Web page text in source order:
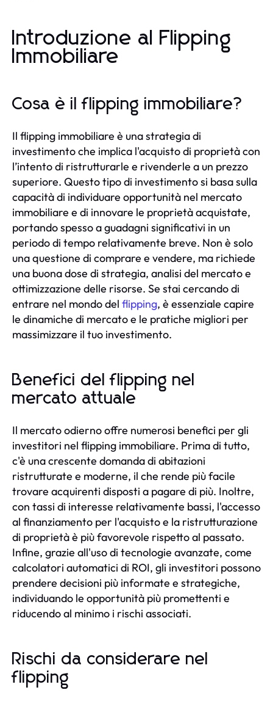
Introduzione al Flipping
Immobiliare
Cosa è il flipping immobiliare?
Il flipping immobiliare è una strategia di
investimento che implica l'acquisto di proprietà con
l’intento di ristrutturarle e rivenderle a un prezzo
superiore. Questo tipo di investimento si basa sulla
capacità di individuare opportunità nel mercato
immobiliare e di innovare le proprietà acquistate,
portando spesso a guadagni significativi in un
periodo di tempo relativamente breve. Non è solo
una questione di comprare e vendere, ma richiede
una buona dose di strategia, analisi del mercato e
ottimizzazione delle risorse. Se stai cercando di
entrare nel mondo del flipping, è essenziale capire
le dinamiche di mercato e le pratiche migliori per
massimizzare il tuo investimento.
Benefici del flipping nel
mercato attuale
Il mercato odierno offre numerosi benefici per gli
investitori nel flipping immobiliare. Prima di tutto,
c'è una crescente domanda di abitazioni
ristrutturate e moderne, il che rende più facile
trovare acquirenti disposti a pagare di più. Inoltre,
con tassi di interesse relativamente bassi, l'accesso
al finanziamento per l'acquisto e la ristrutturazione
di proprietà è più favorevole rispetto al passato.
Infine, grazie all'uso di tecnologie avanzate, come
calcolatori automatici di ROI, gli investitori possono
prendere decisioni più informate e strategiche,
individuando le opportunità più promettenti e
riducendo al minimo i rischi associati.
Rischi da considerare nel
flipping